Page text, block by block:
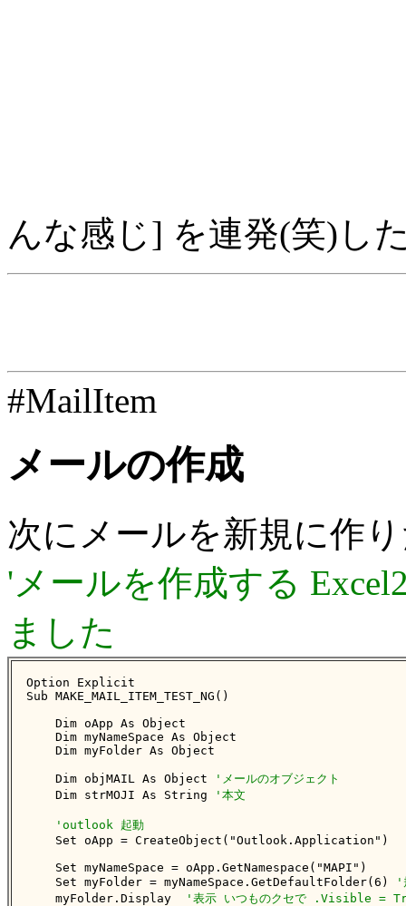
んな感じ] を連発(笑)し
#MailItem
メールの作成
次にメールを新規に作
'メールを作成する
ました
Option Explicit
Sub MAKE_MAIL_ITEM_TEST_NG()
    Dim oApp As Object
    Dim myNameSpace As Object
    Dim myFolder As Object
    Dim objMAIL As Object
'メールのオブジェクト
    Dim strMOJI As String
'本文
'outlook 起動
    Set oApp = CreateObject("Outlook.Application")
    Set myNameSpace = oApp.GetNamespace("MAPI")
    Set myFolder = myNameSpace.GetDefaultFolder(6)
'
    myFolder.Display
'表示 いつものクセで .Visible =